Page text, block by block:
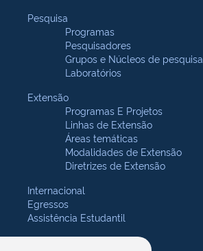
Pesquisa
Programas
Pesquisadores
Grupos e Núcleos de pesquisa
Laboratórios
Extensão
Programas E Projetos
Linhas de Extensão
Áreas temáticas
Modalidades de Extensão
Diretrizes de Extensão
Internacional
Egressos
Assistência Estudantil